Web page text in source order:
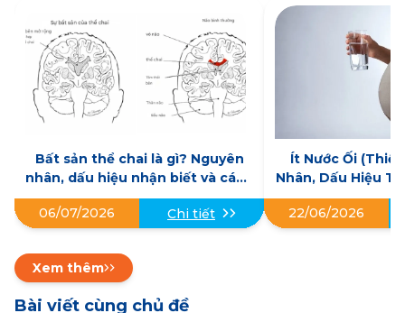
Bất sản thể chai là gì? Nguyên
nhân, dấu hiệu nhận biết và cách
phòng ngừa
06/07/2026
Chi tiết
Ít Nước Ối
Nhân, Dấu Hiệu
Phòng
22/06/2026
Xem thêm
Bài viết cùng chủ đề